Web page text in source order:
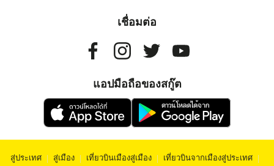
เชื่อมต่อ
แอปมือถือของสกู๊ต
สู่ประเทศ | สู่เมือง | เที่ยวบินเมืองสู่เมือง | เที่ยวบินจากเมืองสู่ประเทศ |